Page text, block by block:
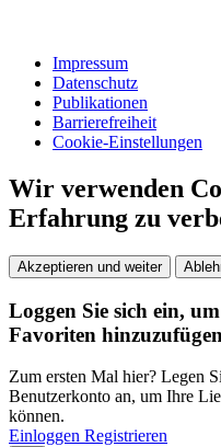
Impressum
Datenschutz
Publikationen
Barrierefreiheit
Cookie-Einstellungen
Wir verwenden
Erfahrung zu
Akzeptieren und weiter
Loggen Sie sich ein,
Favoriten
Zum ersten Mal hier? Legen
Benutzerkonto an, um Ihre
können.
Einloggen Registrieren